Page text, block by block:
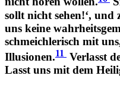
sollt nicht sehen!‘, und
uns keine
schmeichlerisch mit
Illusionen.11
Verlasst
Lasst uns mit dem